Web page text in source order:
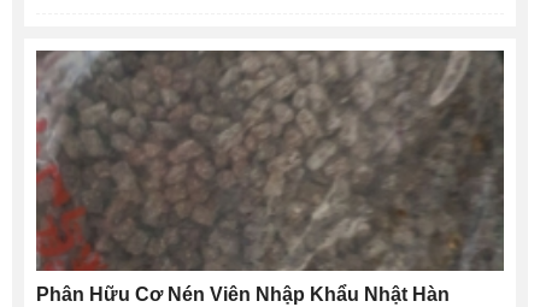
Phân Hữu Cơ Nén Viên Nhập Khẩu Nhật Hàn